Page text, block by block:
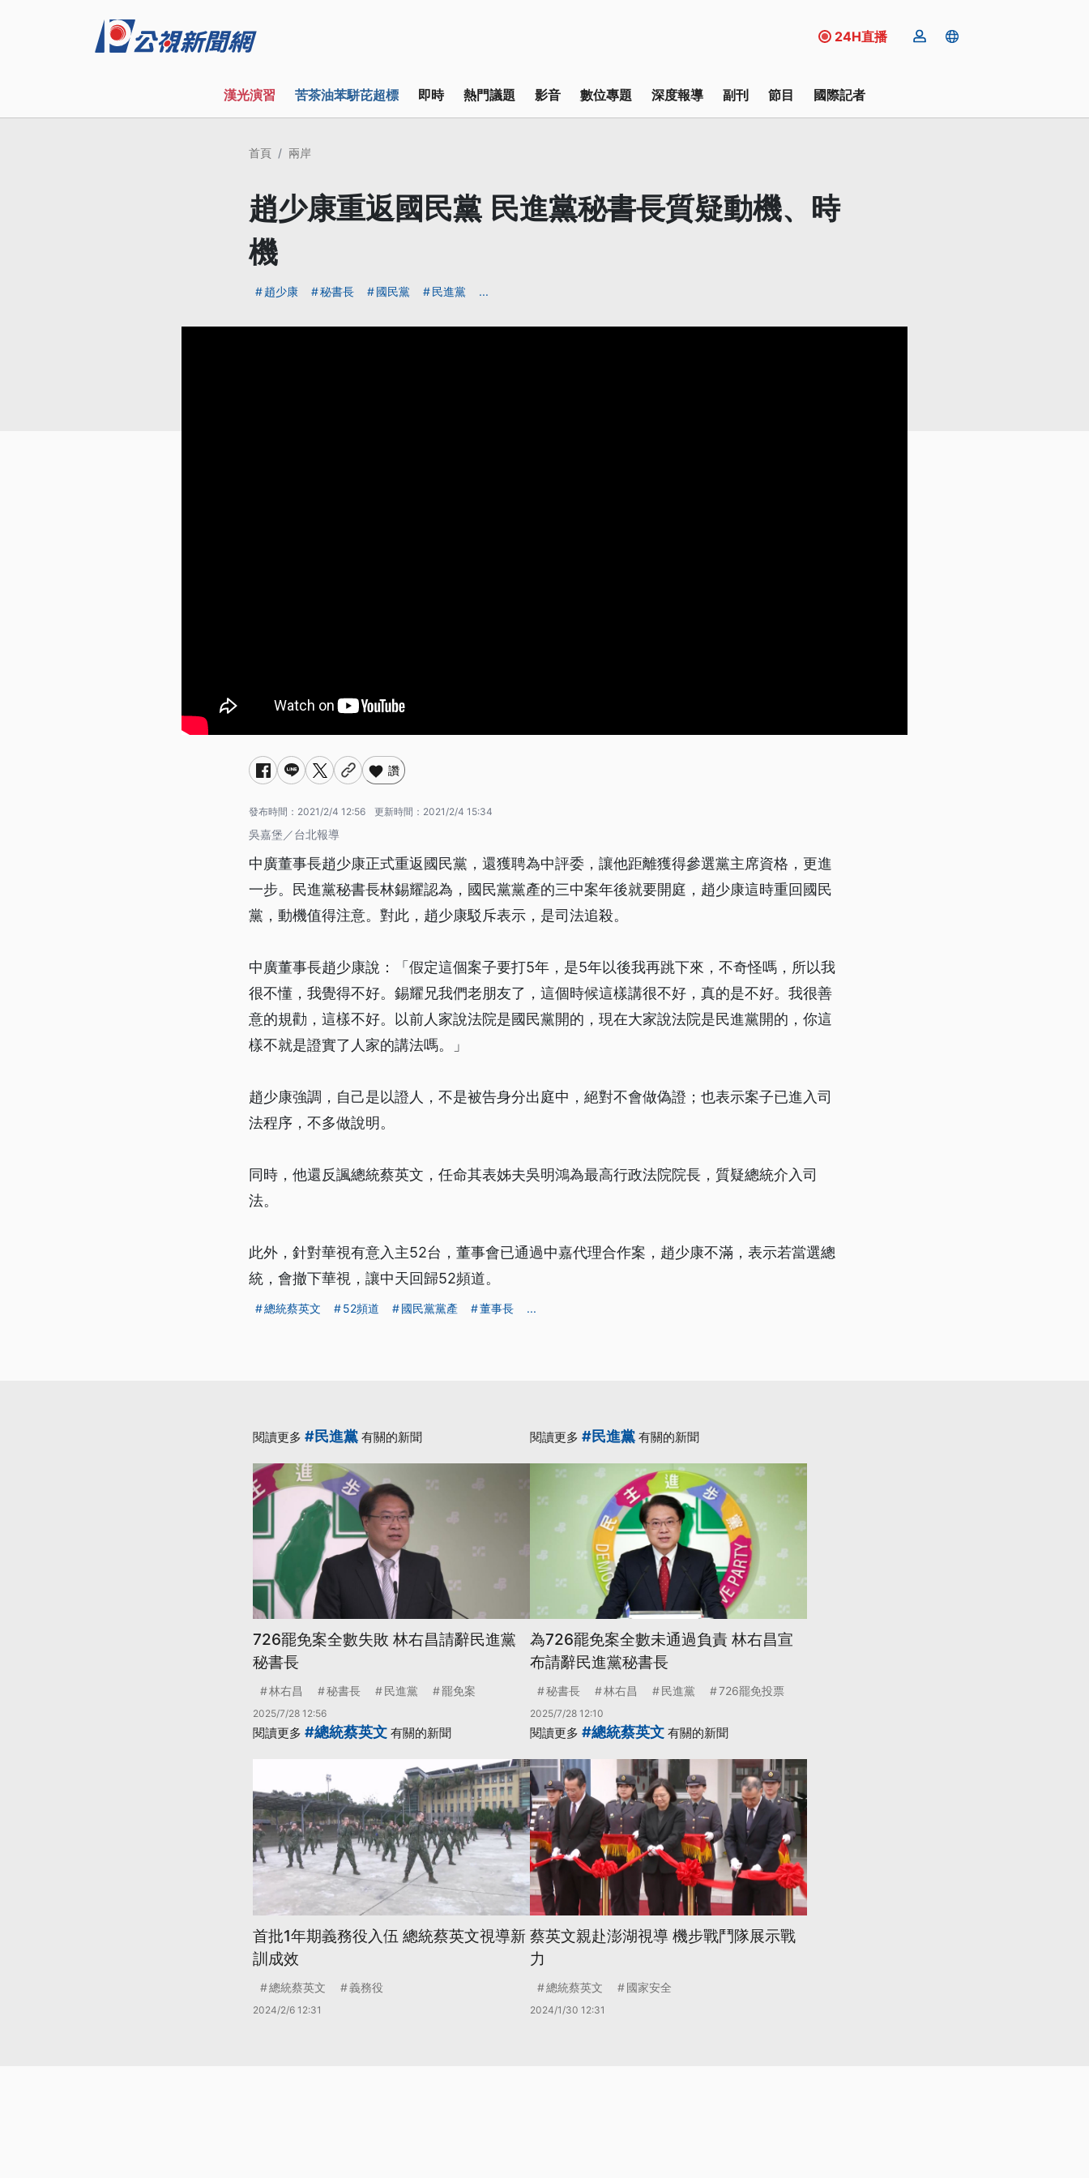
24H直播
漢光演習 苦茶油苯駢芘超標 即時 熱門議題 影音 數位專題 深度報導 副刊 節目 國際記者
首頁 兩岸
趙少康重返國民黨 民進黨秘書長質疑動機、時
機
趙少康 秘書長 國民黨 民進黨 ...
讚
發布時間： 2021/2/4 12:56 更新時間： 2021/2/4 15:34
吳嘉堡／台北報導
中廣董事長趙少康正式重返國民黨，還獲聘為中評委，讓他距離獲得參選黨主席資格，更進
一步。民進黨秘書長林錫耀認為，國民黨黨產的三中案年後就要開庭，趙少康這時重回國民
黨，動機值得注意。對此，趙少康駁斥表示，是司法追殺。
中廣董事長趙少康說：「假定這個案子要打5年，是5年以後我再跳下來，不奇怪嗎，所以我
很不懂，我覺得不好。錫耀兄我們老朋友了，這個時候這樣講很不好，真的是不好。我很善
意的規勸，這樣不好。以前人家說法院是國民黨開的，現在大家說法院是民進黨開的，你這
樣不就是證實了人家的講法嗎。」
趙少康強調，自己是以證人，不是被告身分出庭中，絕對不會做偽證；也表示案子已進入司
法程序，不多做說明。
同時，他還反諷總統蔡英文，任命其表姊夫吳明鴻為最高行政法院院長，質疑總統介入司
法。
此外，針對華視有意入主52台，董事會已通過中嘉代理合作案，趙少康不滿，表示若當選總
統，會撤下華視，讓中天回歸52頻道。
總統蔡英文 52頻道 國民黨黨產 董事長 ...
閱讀更多 #民進黨 有關的新聞
726罷免案全數失敗 林右昌請辭民進黨
秘書長
林右昌 秘書長 民進黨 罷免案
2025/7/28 12:56
閱讀更多 #民進黨 有關的新聞
為726罷免案全數未通過負責 林右昌宣
布請辭民進黨秘書長
秘書長 林右昌 民進黨 726罷免投票
2025/7/28 12:10
閱讀更多 #總統蔡英文 有關的新聞
首批1年期義務役入伍 總統蔡英文視導新
訓成效
總統蔡英文 義務役
2024/2/6 12:31
閱讀更多 #總統蔡英文 有關的新聞
蔡英文親赴澎湖視導 機步戰鬥隊展示戰
力
總統蔡英文 國家安全
2024/1/30 12:31